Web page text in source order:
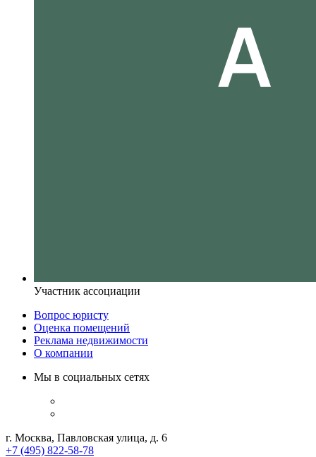
Участник ассоциации
Вопрос юристу
Оценка помещений
Реклама недвижимости
О компании
Мы в социальных сетях
г. Москва, Павловская улица, д. 6
+7 (495) 822-58-78